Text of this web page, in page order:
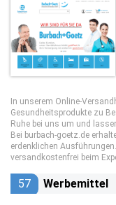
In unserem Online-
Gesundheitsprodukte zu
Ruhe bei uns um und
Bei burbach-goetz.de
erdenklichen
versandkostenfrei beim
57 Werbemittel